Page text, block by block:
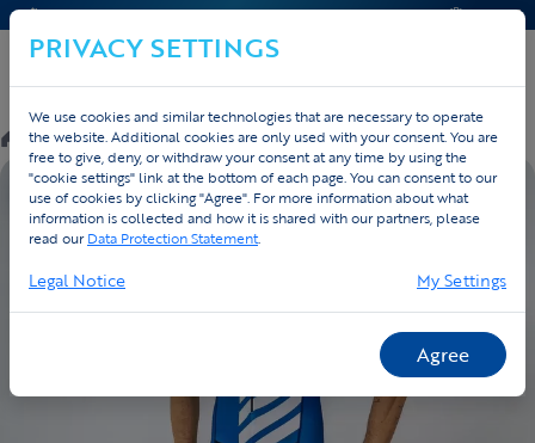
CONTACT & HELP OFFERTE
Custom/Triathlon/Producten
EIGEN ONTWERP
PRIVACY SETTINGS
We use cookies and similar technologies that are necessary to operate
the website. Additional cookies are only used with your consent. You are
free to give, deny, or withdraw your consent at any time by using the
"cookie settings" link at the bottom of each page. You can consent to our
use of cookies by clicking "Agree". For more information about what
information is collected and how it is shared with our partners, please
read ourData Protection Statement.
Legal Notice My Settings
Agree